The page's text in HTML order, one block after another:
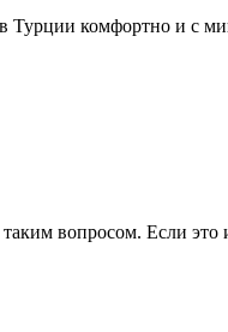
в Турции комфортно и с
вопросом. Если